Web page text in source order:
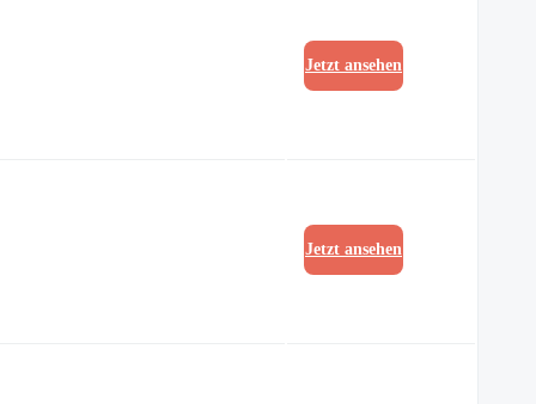
Jetzt ansehen
Jetzt ansehen